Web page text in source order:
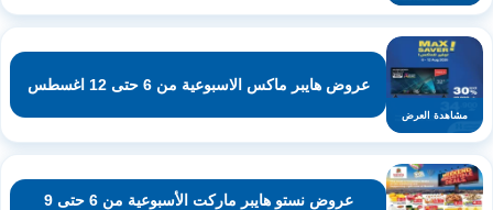
مشاهدة العرض
عروض هايبر ماكس الاسبوعية من 6 حتى 12 اغسطس
عروض نستو هايبر ماركت الأسبوعية من 6 حتى 9